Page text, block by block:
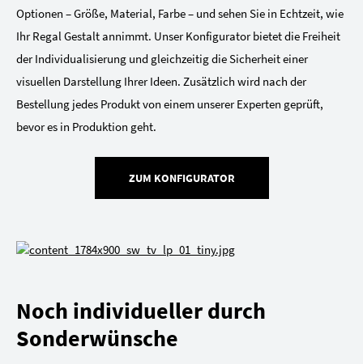
Optionen – Größe, Material, Farbe – und sehen Sie in Echtzeit, wie
Ihr Regal Gestalt annimmt. Unser Konfigurator bietet die Freiheit
der Individualisierung und gleichzeitig die Sicherheit einer
visuellen Darstellung Ihrer Ideen. Zusätzlich wird nach der
Bestellung jedes Produkt von einem unserer Experten geprüft,
bevor es in Produktion geht.
ZUM KONFIGURATOR
Noch individueller durch
Sonderwünsche